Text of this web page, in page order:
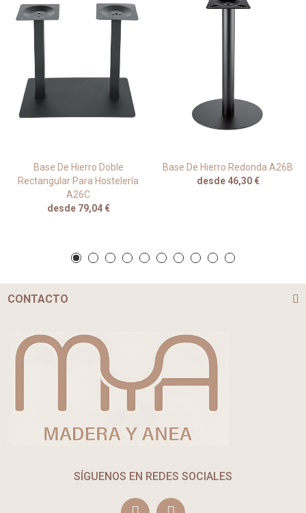
Base De Hierro Doble
Rectangular Para Hostelería
A26C
desde 79,04 €
Base De Hierro Redonda A26B
desde 46,30 €
CONTACTO
SÍGUENOS EN REDES SOCIALES